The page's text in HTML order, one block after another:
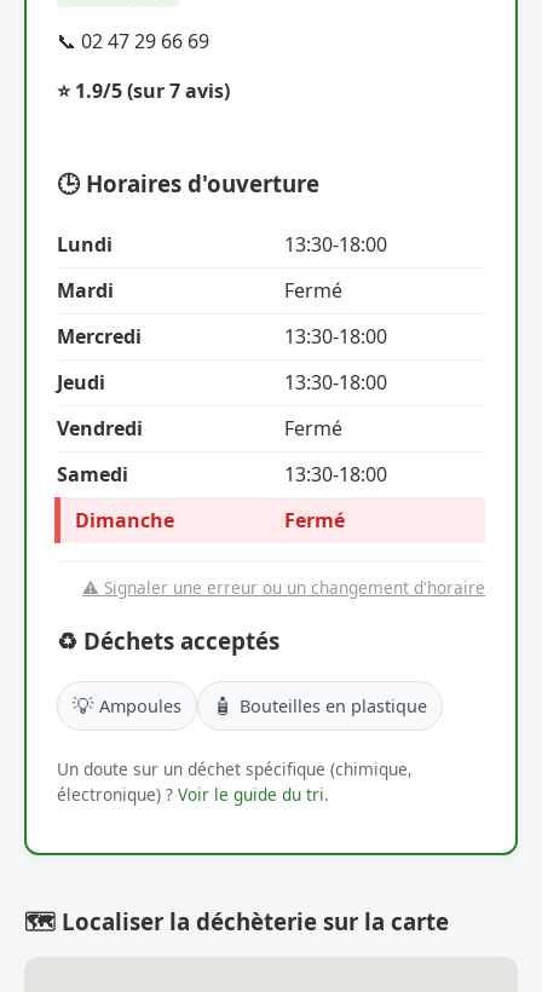
📞 02 47 29 66 69
⭐ 1.9/5(sur 7 avis)
🕒 Horaires d'ouverture
Lundi
13:30-18:00
Mardi
Fermé
Mercredi
13:30-18:00
Jeudi
13:30-18:00
Vendredi
Fermé
Samedi
13:30-18:00
Dimanche
Fermé
⚠️ Signaler une erreur ou un changement d'horaire
♻️ Déchets acceptés
💡 Ampoules 🧴 Bouteilles en plastique
Un doute sur un déchet spécifique (chimique,
électronique) ? Voir le guide du tri.
🗺️ Localiser la déchèterie sur la carte